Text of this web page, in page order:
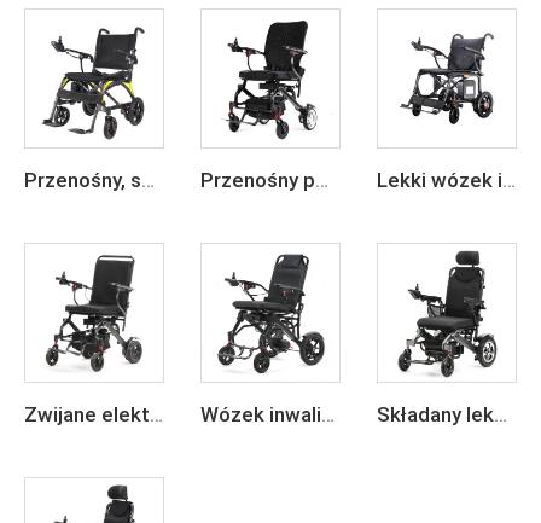
Przenośny, składany wózek inwalidzki elektryczny z włókna węglowego, z lekkim akumulatorem litowym 24 V Przenośny podróżny wózek z włókna węglowego z napędem elektrycznym Lekki wózek inwalidzki z włókna węglowego z napędem elektrycznym
Zwijane elektryczne inwalidzkie krzesło z włókna węglowego o lekkiej konstrukcji Wózek inwalidzki z ramą z włókna węglowego, składany, inteligentny, elektryczny Składany lekki wózek inwalidzki elektryczny